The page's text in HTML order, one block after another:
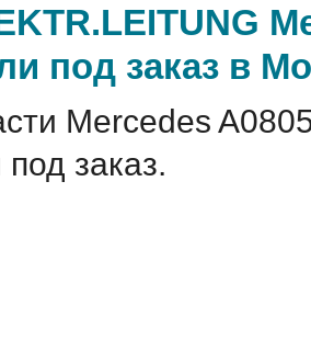
под заказ в
Mercedes
заказ.